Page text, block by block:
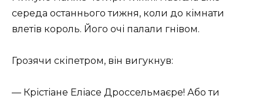
середа останнього тижня, коли до кімнати
влетів король. Його очі палали гнівом.
Грозячи скіпетром, він вигукнув:
— Крістіане Еліасе Дроссельмаєре! Або ти